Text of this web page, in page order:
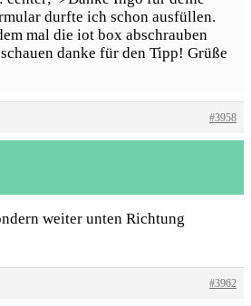
durfte ich schon ausfüllen.
mal die iot box abschrauben
danke für den Tipp! Grüße
#3958
weiter unten Richtung
#3962